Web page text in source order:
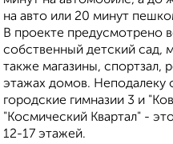
на авто или 20 минут
В проекте предусмотрено
собственный детский сад,
также магазины, спортзал,
этажах домов. Неподалеку
городские гимназии 3 и
"Космический Квартал" -
12-17 этажей.